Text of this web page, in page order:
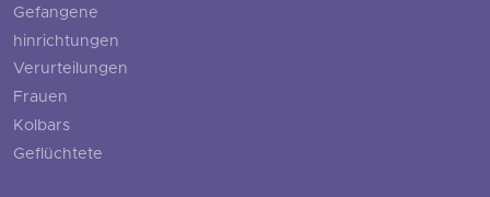
Gefangene
hinrichtungen
Verurteilungen
Frauen
Kolbars
Geflüchtete